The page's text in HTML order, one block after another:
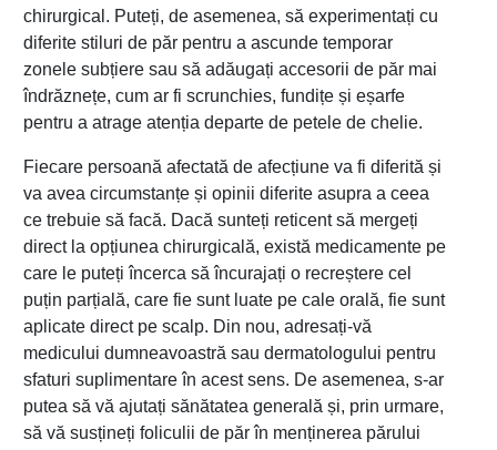
chirurgical. Puteți, de asemenea, să experimentați cu
diferite stiluri de păr pentru a ascunde temporar
zonele subțiere sau să adăugați accesorii de păr mai
îndrăznețe, cum ar fi scrunchies, fundițe și eșarfe
pentru a atrage atenția departe de petele de chelie.
Fiecare persoană afectată de afecțiune va fi diferită și
va avea circumstanțe și opinii diferite asupra a ceea
ce trebuie să facă. Dacă sunteți reticent să mergeți
direct la opțiunea chirurgicală, există medicamente pe
care le puteți încerca să încurajați o recreștere cel
puțin parțială, care fie sunt luate pe cale orală, fie sunt
aplicate direct pe scalp. Din nou, adresați-vă
medicului dumneavoastră sau dermatologului pentru
sfaturi suplimentare în acest sens. De asemenea, s-ar
putea să vă ajutați sănătatea generală și, prin urmare,
să vă susțineți foliculii de păr în menținerea părului